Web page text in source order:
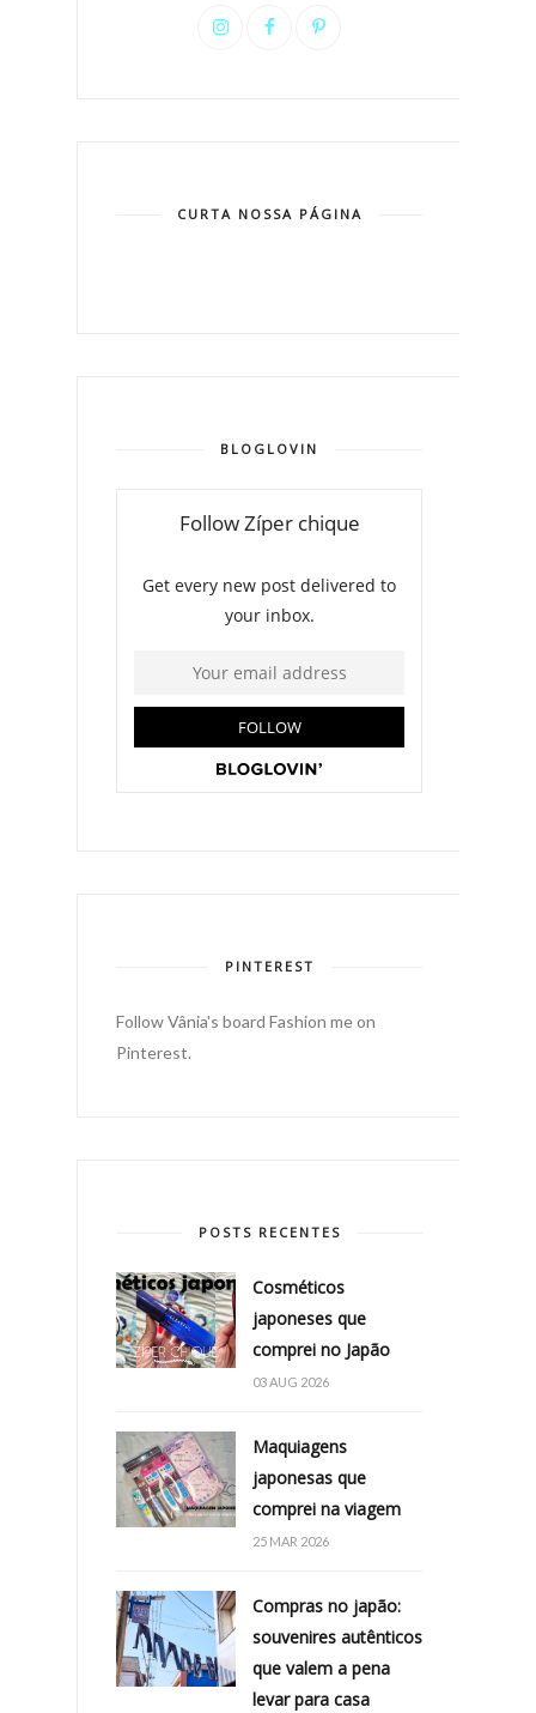
CURTA NOSSA PÁGINA
BLOGLOVIN
PINTEREST
Follow Vânia's board Fashion me on
Pinterest.
POSTS RECENTES
Cosméticos
japoneses que
comprei no Japão
03 AUG 2026
Maquiagens
japonesas que
comprei na viagem
25 MAR 2026
Compras no japão:
souvenires autênticos
que valem a pena
levar para casa